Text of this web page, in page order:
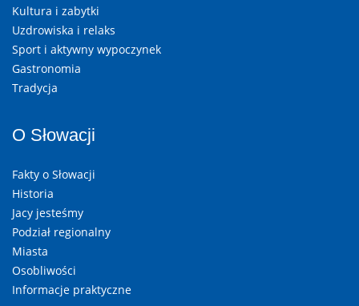
Kultura i zabytki
Uzdrowiska i relaks
Sport i aktywny wypoczynek
Gastronomia
Tradycja
O Słowacji
Fakty o Słowacji
Historia
Jacy jesteśmy
Podział regionalny
Miasta
Osobliwości
Informacje praktyczne